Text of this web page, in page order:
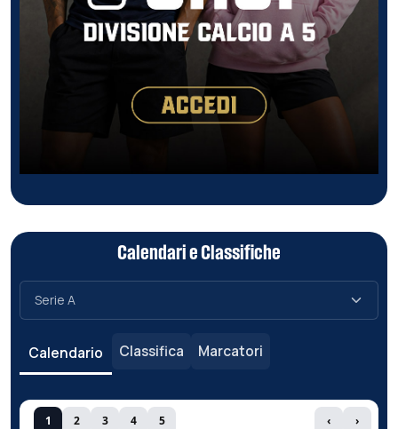
Calendari e Classifiche
Calendario Classifica Marcatori
1 2 3 4 5 ‹ ›